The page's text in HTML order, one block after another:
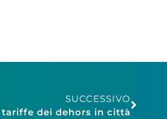
SUCCESSIVO
dei dehors in città